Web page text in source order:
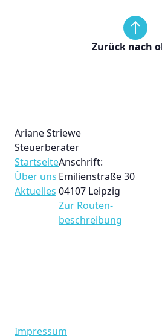
Zurück nach
Ariane Striewe
Steuerberater
Startseite
Über uns
Aktuelles
Anschrift:
Emilienstraße 30
04107 Leipzig
Zur Routen­
beschreibung
Impressum